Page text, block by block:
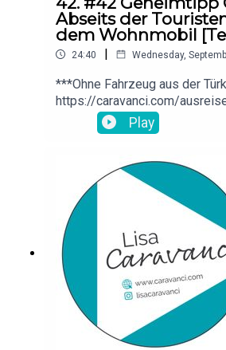
Abseits der
dem Wohnmobil
24:40 | Wednesday,
***Ohne Fahrzeug aus der
https://caravanci.com/
fahrzeug/ Link zu meinem
Taschenbuch: https://amzn.to/
Infos zu Reisen (nicht nur) in
www.caravanci.com***Ich
Bewertung meines Podcasts!
Play